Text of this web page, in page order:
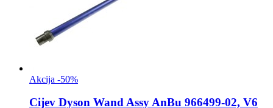
Akcija -50%
Cijev Dyson Wand Assy AnBu 966499-02, V6